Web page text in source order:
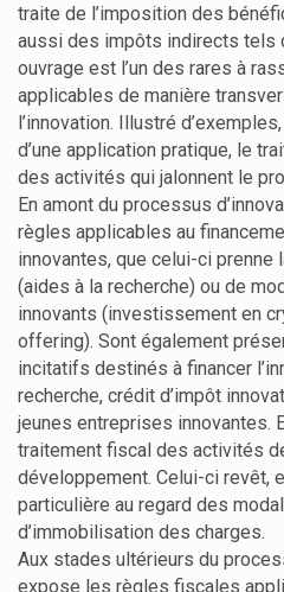
traite de l’imposition des
aussi des impôts indirects tels
ouvrage est l’un des rares à
applicables de manière
l’innovation. Illustré
d’une application pratique, le
des activités qui jalonnent le
En amont du processus
règles applicables au
innovantes, que celui-ci
(aides à la recherche) ou de
innovants (investissement en
offering). Sont également
incitatifs destinés à financer
recherche, crédit d’impôt
jeunes entreprises innovantes.
traitement fiscal des activités
développement. Celui-ci revêt,
particulière au regard des
d’immobilisation des charges.
Aux stades ultérieurs du
expose les règles fiscales